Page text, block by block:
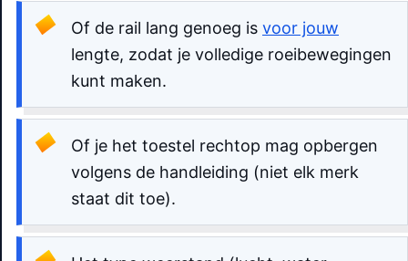
Of de rail lang genoeg is voor jouw
lengte, zodat je volledige roeibewegingen
kunt maken.
Of je het toestel rechtop mag opbergen
volgens de handleiding (niet elk merk
staat dit toe).